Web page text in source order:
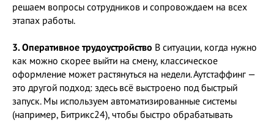
решаем вопросы сотрудников и сопровождаем на всех
этапах работы.
3. Оперативное трудоустройство В ситуации, когда нужно
как можно скорее выйти на смену, классическое
оформление может растянуться на недели. Аутстаффинг —
это другой подход: здесь всё выстроено под быстрый
запуск. Мы используем автоматизированные системы
(например, Битрикс24), чтобы быстро обрабатывать